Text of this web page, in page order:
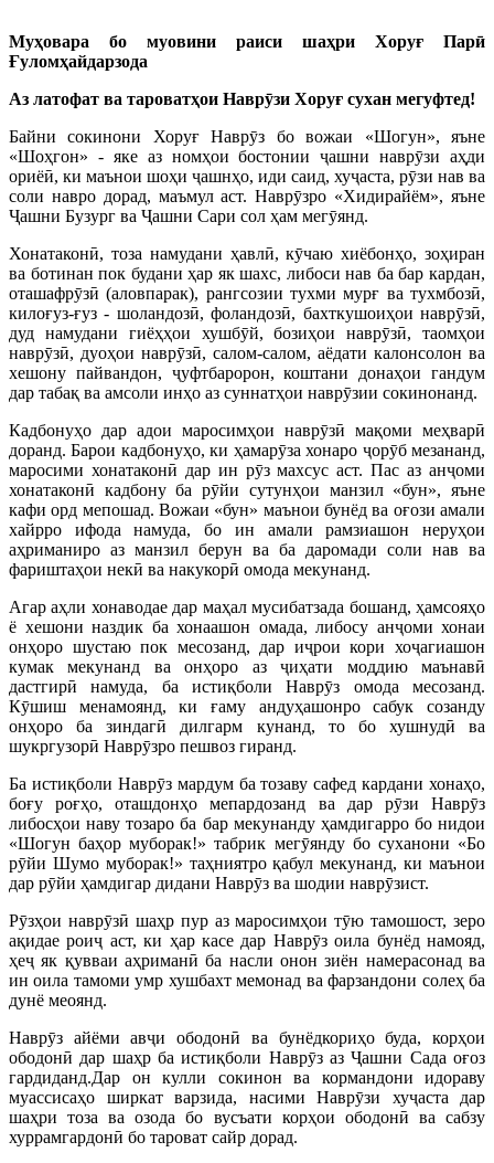
Муҳовара бо муовини раиси шаҳри Хоруғ Парӣ
Ғуломҳайдарзода
Аз латофат ва тароватҳои Наврӯзи Хоруғ сухан мегуфтед!
Байни сокинони Хоруғ Наврӯз бо вожаи «Шогун», яъне
«Шоҳгон» - яке аз номҳои бостонии ҷашни наврӯзи аҳди
ориёӣ, ки маънои шоҳи ҷашнҳо, иди саид, хуҷаста, рӯзи нав ва
соли навро дорад, маъмул аст. Наврӯзро «Хидирайём», яъне
Ҷашни Бузург ва Ҷашни Сари сол ҳам мегӯянд.
Хонатаконӣ, тоза намудани ҳавлӣ, кӯчаю хиёбонҳо, зоҳиран
ва ботинан пок будани ҳар як шахс, либоси нав ба бар кардан,
оташафрӯзӣ (аловпарак), рангсозии тухми мурғ ва тухмбозӣ,
килоғуз-ғуз - шоландозӣ, фоландозӣ, бахткушоиҳои наврӯзӣ,
дуд намудани гиёҳҳои хушбӯй, бозиҳои наврӯзӣ, таомҳои
наврӯзӣ, дуоҳои наврӯзӣ, салом-салом, аёдати калонсолон ва
хешону пайвандон, ҷуфтбаророн, коштани донаҳои гандум
дар табақ ва амсоли инҳо аз суннатҳои наврӯзии сокинонанд.
Кадбонуҳо дар адои маросимҳои наврӯзӣ мақоми меҳварӣ
доранд. Барои кадбонуҳо, ки ҳамарӯза хонаро ҷорӯб мезананд,
маросими хонатаконӣ дар ин рӯз махсус аст. Пас аз анҷоми
хонатаконӣ кадбону ба рӯйи сутунҳои манзил «бун», яъне
кафи орд мепошад. Вожаи «бун» маънои бунёд ва оғози амали
хайрро ифода намуда, бо ин амали рамзиашон неруҳои
аҳриманиро аз манзил берун ва ба даромади соли нав ва
фариштаҳои некӣ ва накукорӣ омода мекунанд.
Агар аҳли хонаводае дар маҳал мусибатзада бошанд, ҳамсояҳо
ё хешони наздик ба хонаашон омада, либосу анҷоми хонаи
онҳоро шустаю пок месозанд, дар иҷрои кори хоҷагиашон
кумак мекунанд ва онҳоро аз ҷиҳати моддию маънавӣ
дастгирӣ намуда, ба истиқболи Наврӯз омода месозанд.
Кӯшиш менамоянд, ки ғаму андуҳашонро сабук созанду
онҳоро ба зиндагӣ дилгарм кунанд, то бо хушнудӣ ва
шукргузорӣ Наврӯзро пешвоз гиранд.
Ба истиқболи Наврӯз мардум ба тозаву сафед кардани хонаҳо,
боғу роғҳо, оташдонҳо мепардозанд ва дар рӯзи Наврӯз
либосҳои наву тозаро ба бар мекунанду ҳамдигарро бо нидои
«Шогун баҳор муборак!» табрик мегӯянду бо суханони «Бо
рӯйи Шумо муборак!» таҳниятро қабул мекунанд, ки маънои
дар рӯйи ҳамдигар дидани Наврӯз ва шодии наврӯзист.
Рӯзҳои наврӯзӣ шаҳр пур аз маросимҳои тӯю тамошост, зеро
ақидае роиҷ аст, ки ҳар касе дар Наврӯз оила бунёд намояд,
ҳеҷ як қувваи аҳриманӣ ба насли онон зиён намерасонад ва
ин оила тамоми умр хушбахт мемонад ва фарзандони солеҳ ба
дунё меоянд.
Наврӯз айёми авҷи ободонӣ ва бунёдкориҳо буда, корҳои
ободонӣ дар шаҳр ба истиқболи Наврӯз аз Ҷашни Сада оғоз
гардиданд.Дар он кулли сокинон ва кормандони идораву
муассисаҳо ширкат варзида, насими Наврӯзи хуҷаста дар
шаҳри тоза ва озода бо вусъати корҳои ободонӣ ва сабзу
хуррамгардонӣ бо тароват сайр дорад.